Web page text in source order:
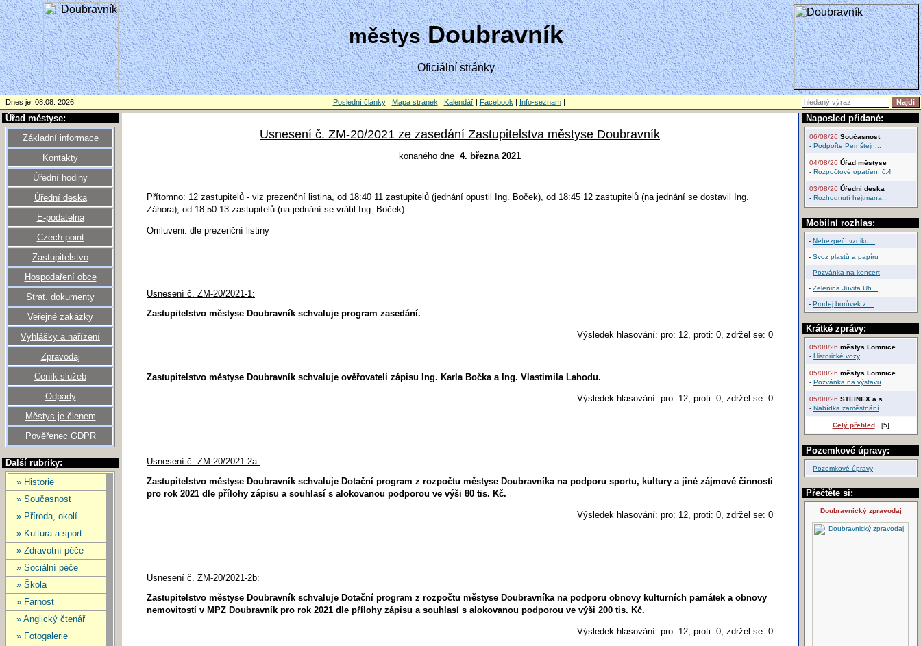
městysDoubravník
Oficiální stránky
Dnes je: 08.08. 2026 | Poslední články| Mapa stránek | Kalendář| Facebook | Info-seznam|
Úřad městyse:
Základní informace
Kontakty
Úřední hodiny
Úřední deska
E-podatelna
Czech point
Zastupitelstvo
Hospodaření obce
Strat. dokumenty
Veřejné zakázky
Vyhlášky a nařízení
Zpravodaj
Ceník služeb
Odpady
Městys je členem
Pověřenec GDPR
Další rubriky:
» Historie
» Současnost
» Příroda, okolí
» Kultura a sport
» Zdravotní péče
» Sociální péče
» Škola
» Farnost
» Anglický čtenář
» Fotogalerie
Naposled přidané:
06/08/26 Současnost
- Podpořte Pernštejn...
04/08/26 Úřad městyse
- Rozpočtové opatření č.4
03/08/26 Úřední deska
- Rozhodnutí hejtmana...
Mobilní rozhlas:
- Nebezpečí vzniku...
- Svoz plastů a papíru
- Pozvánka na koncert
- Zelenina Juvita Uh...
- Prodej borůvek z ...
Krátké zprávy:
05/08/26 městys Lomnice
- Historické vozy
05/08/26 městys Lomnice
- Pozvánka na výstavu
05/08/26 STEINEX a.s.
- Nabídka zaměstnání
Celý přehled[5]
Pozemkové úpravy:
- Pozemkové úpravy
Přečtěte si:
Doubravnický zpravodaj
Usnesení č. ZM-20/2021 ze zasedání Zastupitelstva městyse Doubravník
konaného dne 4. března 2021
Přítomno: 12 zastupitelů - viz prezenční listina, od 18:40 11 zastupitelů (jednání opustil Ing. Boček), od 18:45 12 zastupitelů (na jednání se dostavil Ing.
Záhora), od 18:50 13 zastupitelů (na jednání se vrátil Ing. Boček)
Omluveni: dle prezenční listiny
Usnesení č. ZM-20/2021-1:
Zastupitelstvo městyse Doubravník schvaluje program zasedání.
Výsledek hlasování: pro: 12, proti: 0, zdržel se: 0
Zastupitelstvo městyse Doubravník schvaluje ověřovateli zápisu Ing. Karla Bočka a Ing. Vlastimila Lahodu.
Výsledek hlasování: pro: 12, proti: 0, zdržel se: 0
Usnesení č. ZM-20/2021-2a:
Zastupitelstvo městyse Doubravník schvaluje Dotační program z rozpočtu městyse Doubravníka na podporu sportu, kultury a jiné zájmové činnosti
pro rok 2021 dle přílohy zápisu a souhlasí s alokovanou podporou ve výši 80 tis. Kč.
Výsledek hlasování: pro: 12, proti: 0, zdržel se: 0
Usnesení č. ZM-20/2021-2b:
Zastupitelstvo městyse Doubravník schvaluje Dotační program z rozpočtu městyse Doubravníka na podporu obnovy kulturních památek a obnovy
nemovitostí v MPZ Doubravník pro rok 2021 dle přílohy zápisu a souhlasí s alokovanou podporou ve výši 200 tis. Kč.
Výsledek hlasování: pro: 12, proti: 0, zdržel se: 0